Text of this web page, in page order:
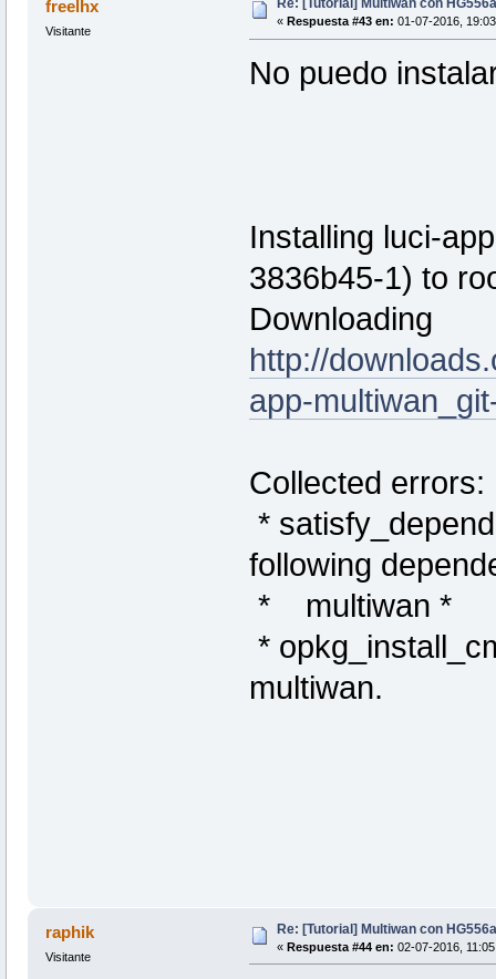
freelhx
Visitante
Re: [Tutorial] Multiwan con
« Respuesta #43 en: 01-07-2016,
No puedo
Installing luci-
3836b45-1) to
Downloading
http://
app-
Collected errors:
*
following
* multiwan *
*
multiwan.
raphik
Visitante
Re: [Tutorial] Multiwan con
« Respuesta #44 en: 02-07-2016,